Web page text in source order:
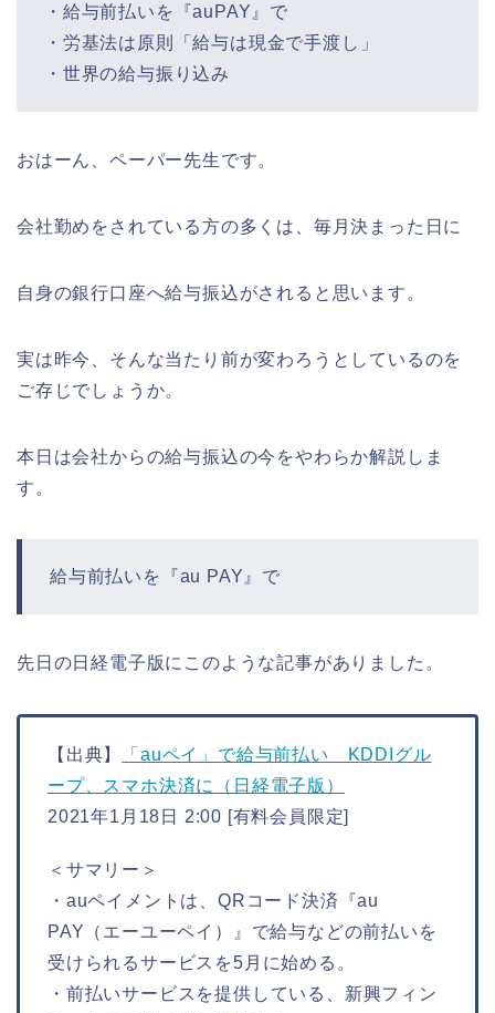
・給与前払いを『auPAY』で
・労基法は原則「給与は現金で手渡し」
・世界の給与振り込み
おはーん、ペーパー先生です。
会社勤めをされている方の多くは、毎月決まった日に
自身の銀行口座へ給与振込がされると思います。
実は昨今、そんな当たり前が変わろうとしているのを
ご存じでしょうか。
本日は会社からの給与振込の今をやわらか解説しま
す。
給与前払いを『au PAY』で
先日の日経電子版にこのような記事がありました。
【出典】
「auペイ」で給与前払い KDDIグル
ープ、スマホ決済に（日経電子版）
2021年1月18日 2:00 [有料会員限定]
＜サマリー＞
・auペイメントは、QRコード決済『au
PAY（エーユーペイ）』で給与などの前払いを
受けられるサービスを5月に始める。
・前払いサービスを提供している、新興フィン